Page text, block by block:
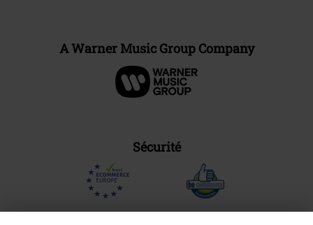
A Warner Music Group Company
Sécurité